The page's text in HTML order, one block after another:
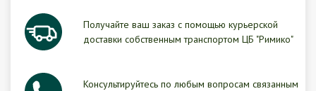
Получайте ваш заказ с помощью курьерской
доставки собственным транспортом ЦБ "Римико"
Консультируйтесь по любым вопросам связанным